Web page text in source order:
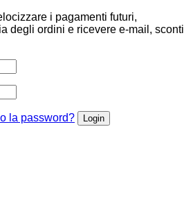
i pagamenti futuri,
degli ordini e ricevere e-mail, sconti
la password?